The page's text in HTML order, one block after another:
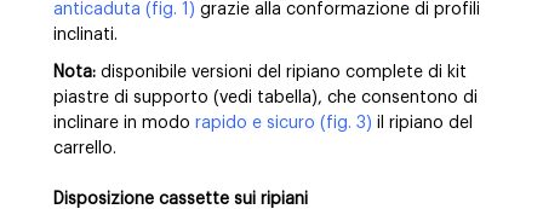
anticaduta (fig. 1) grazie alla conformazione di profili
inclinati.
Nota: disponibile versioni del ripiano complete di kit
piastre di supporto (vedi tabella), che consentono di
inclinare in modo rapido e sicuro (fig. 3) il ripiano del
carrello.
Disposizione cassette sui ripiani